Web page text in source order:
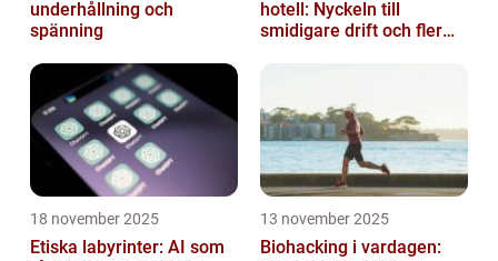
underhållning och
spänning
hotell: Nyckeln till
smidigare drift och fler
18 november 2025
Etiska labyrinter: AI som
13 november 2025
Biohacking i vardagen: